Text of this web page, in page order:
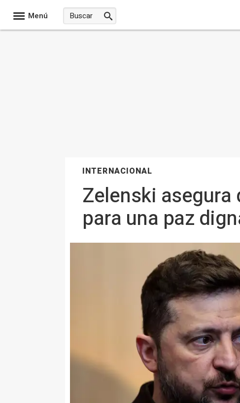
Menú
INTERNACIONAL
Zelenski
para una paz